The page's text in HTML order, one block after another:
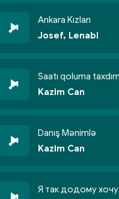
Ankara Kızları
Josef, Lenabi
Kazim Can
Danış Mənimlə
Kazim Can
Я так додому хочу